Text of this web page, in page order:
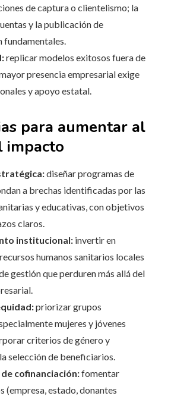
de captura o clientelismo; la
y la publicación de
fundamentales.
replicar modelos exitosos fuera de
presencia empresarial exige
y apoyo estatal.
para aumentar al
impacto
diseñar programas de
a brechas identificadas por las
y educativas, con objetivos
claros.
institucional: invertir en
humanos sanitarios locales
gestión que perduren más allá del
priorizar grupos
mujeres y jóvenes
criterios de género y
selección de beneficiarios.
cofinanciación:fomentar
(empresa, estado, donantes